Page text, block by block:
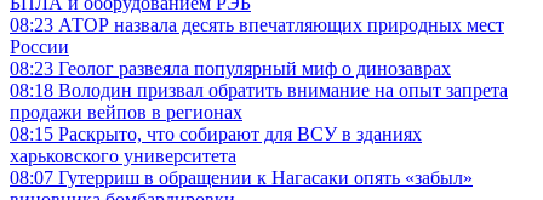
08:23 АТОР назвала десять впечатляющих природных мест
России
08:23 Геолог развеяла популярный миф о динозаврах
08:18 Володин призвал обратить внимание на опыт запрета
продажи вейпов в регионах
08:15 Раскрыто, что собирают для ВСУ в зданиях
харьковского университета
08:07 Гутерриш в обращении к Нагасаки опять «забыл»